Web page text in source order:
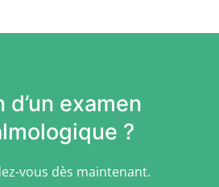
d’un examen
?
vous dès maintenant.